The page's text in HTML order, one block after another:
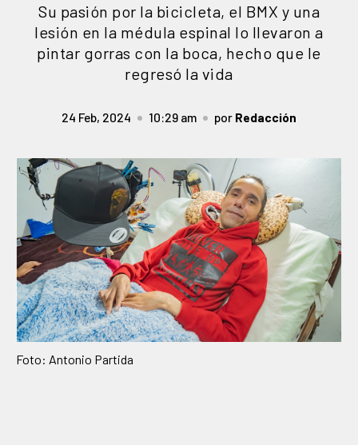
Su pasión por la bicicleta, el BMX y una
lesión en la médula espinal lo llevaron a
pintar gorras con la boca, hecho que le
regresó la vida
24 Feb, 2024 10:29 am por Redacción
Foto: Antonio Partida